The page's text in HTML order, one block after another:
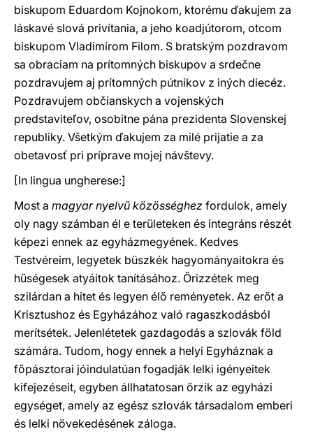
biskupom Eduardom Kojnokom, ktorému ďakujem za
láskavé slová privítania, a jeho koadjútorom, otcom
biskupom Vladimírom Filom. S bratským pozdravom
sa obraciam na prítomných biskupov a srdečne
pozdravujem aj prítomných pútnikov z iných diecéz.
Pozdravujem občianskych a vojenských
predstaviteľov, osobitne pána prezidenta Slovenskej
republiky. Všetkým ďakujem za milé prijatie a za
obetavosť pri príprave mojej návštevy.
[In lingua ungherese:]
Most a magyar nyelvű közösséghez fordulok, amely
oly nagy számban él e területeken és integráns részét
képezi ennek az egyházmegyének. Kedves
Testvéreim, legyetek büszkék hagyományaitokra és
hűségesek atyáitok tanításához. Őrizzétek meg
szilárdan a hitet és legyen élő reményetek. Az erőt a
Krisztushoz és Egyházához való ragaszkodásból
merítsétek. Jelenlétetek gazdagodás a szlovák föld
számára. Tudom, hogy ennek a helyi Egyháznak a
főpásztorai jóindulatúan fogadják lelki igényeitek
kifejezéseit, egyben állhatatosan őrzik az egyházi
egységet, amely az egész szlovák társadalom emberi
és lelki növekedésének záloga.